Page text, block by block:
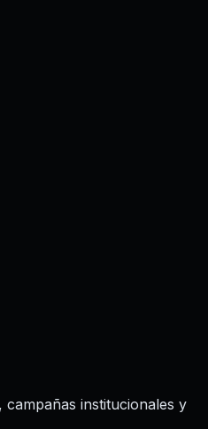
institucionales y